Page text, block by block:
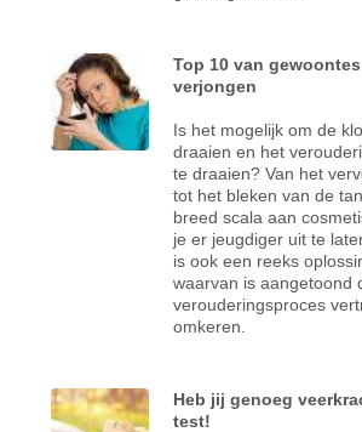
Top 10 van
verjongen
Is het mogelijk om de
draaien en het
te draaien? Van het
tot het bleken van de
breed scala aan
je er jeugdiger uit te
is ook een reeks
waarvan is aangetoond
verouderingsproces
omkeren.
Heb jij genoeg
test!